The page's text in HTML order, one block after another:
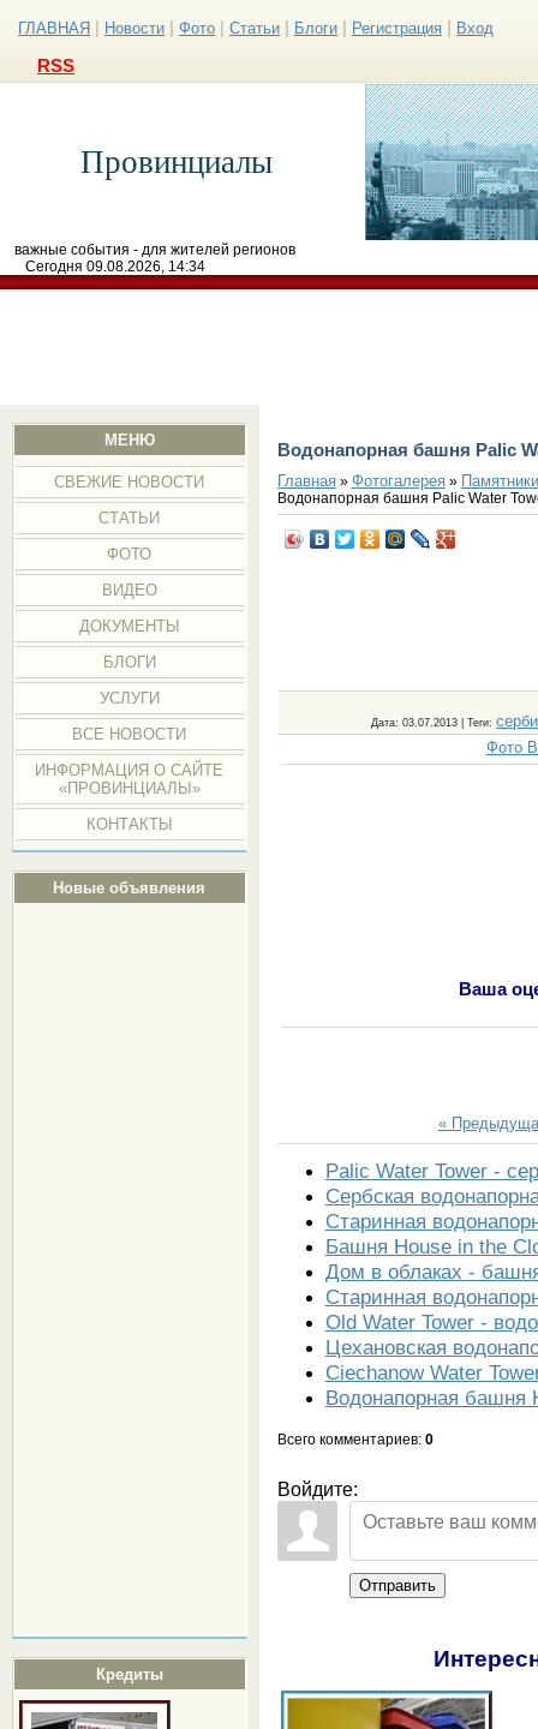
ГЛАВНАЯ Новости Фото Статьи Блоги Регистрация Вход
RSS
Провинциалы
важные события - для жителей регионов
Сегодня 09.08.2026, 14:34
МЕНЮ
СВЕЖИЕ НОВОСТИ
СТАТЬИ
ФОТО
ВИДЕО
ДОКУМЕНТЫ
БЛОГИ
УСЛУГИ
ВСЕ НОВОСТИ
ИНФОРМАЦИЯ О САЙТЕ
«ПРОВИНЦИАЛЫ»
КОНТАКТЫ
Новые объявления
Кредиты
Водонапорная башня Paliс
Главная» Фотогалерея»
Водонапорная башня Paliс Water
Дата: 03.07.2013 |Теги:
Фото
Ваша
«
Paliс Water Tower -
Сербская
Старинная
Башня House in the
Дом в облаках -
Старинная
Old Water Tower -
Цехановская
Ciechanow Water
Водонапорная башня
Всего комментариев: 0
Войдите:
Отправить